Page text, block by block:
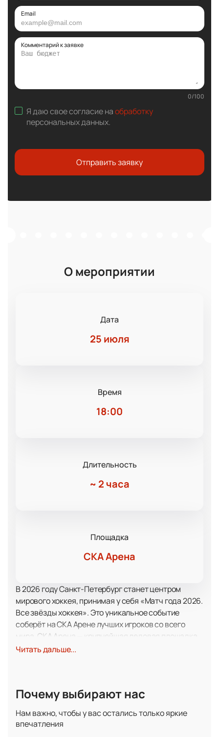
Email
Комментарий к заявке
0/100
Я даю свое согласие наобработку
персональных данных.
Отправить заявку
О мероприятии
Дата
25 июля
Время
18:00
Длительность
~ 2 часа
Площадка
СКА Арена
В 2026 году Санкт-Петербург станет центром
мирового хоккея, принимая у себя «Матч года 2026.
Все звёзды хоккея». Это уникальное событие
соберёт на СКА Арене лучших игроков со всего
мира. СКА Арена — крупнейшая ледовая площадка,
известная своим современным оборудованием и
атмосферу.
праздником для всех любителей хоккея. Это
редкая возможность увидеть на льду сразу
Читать дальше...
Почему выбирают нас
Нам важно, чтобы у вас остались только яркие
впечатления